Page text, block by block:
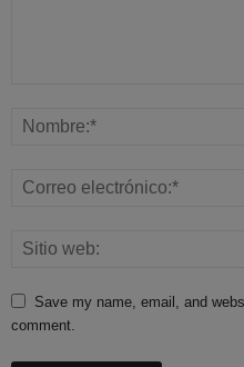
Save my name, email, and
comment.